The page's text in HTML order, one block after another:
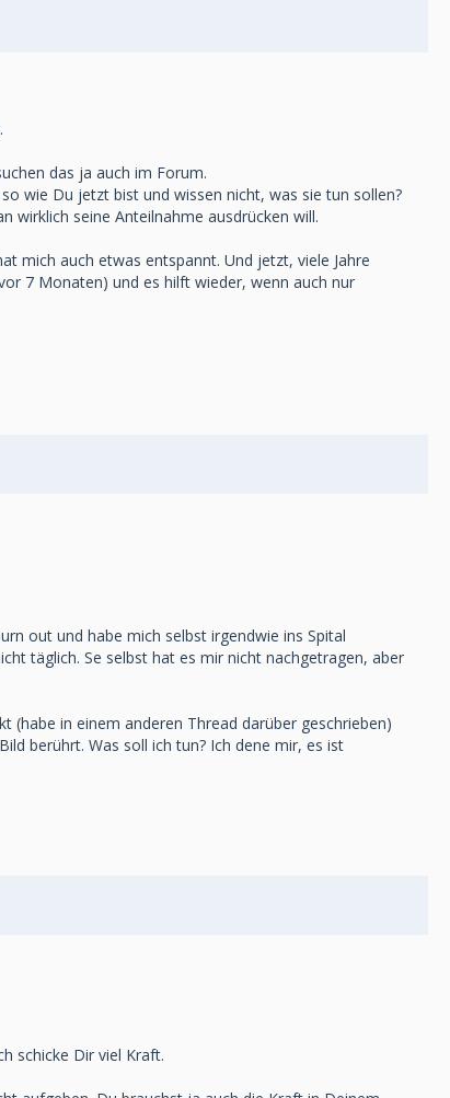
das ja auch im Forum.
wie Du jetzt bist und wissen nicht, was sie tun sollen?
wirklich seine Anteilnahme ausdrücken will.
mich auch etwas entspannt. Und jetzt, viele Jahre
7 Monaten) und es hilft wieder, wenn auch nur
out und habe mich selbst irgendwie ins Spital
täglich. Se selbst hat es mir nicht nachgetragen, aber
(habe in einem anderen Thread darüber geschrieben)
berührt. Was soll ich tun? Ich dene mir, es ist
schicke Dir viel Kraft.